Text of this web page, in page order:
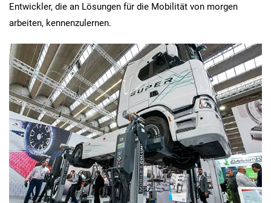
Entwickler, die an Lösungen für die Mobilität von morgen
arbeiten, kennenzulernen.